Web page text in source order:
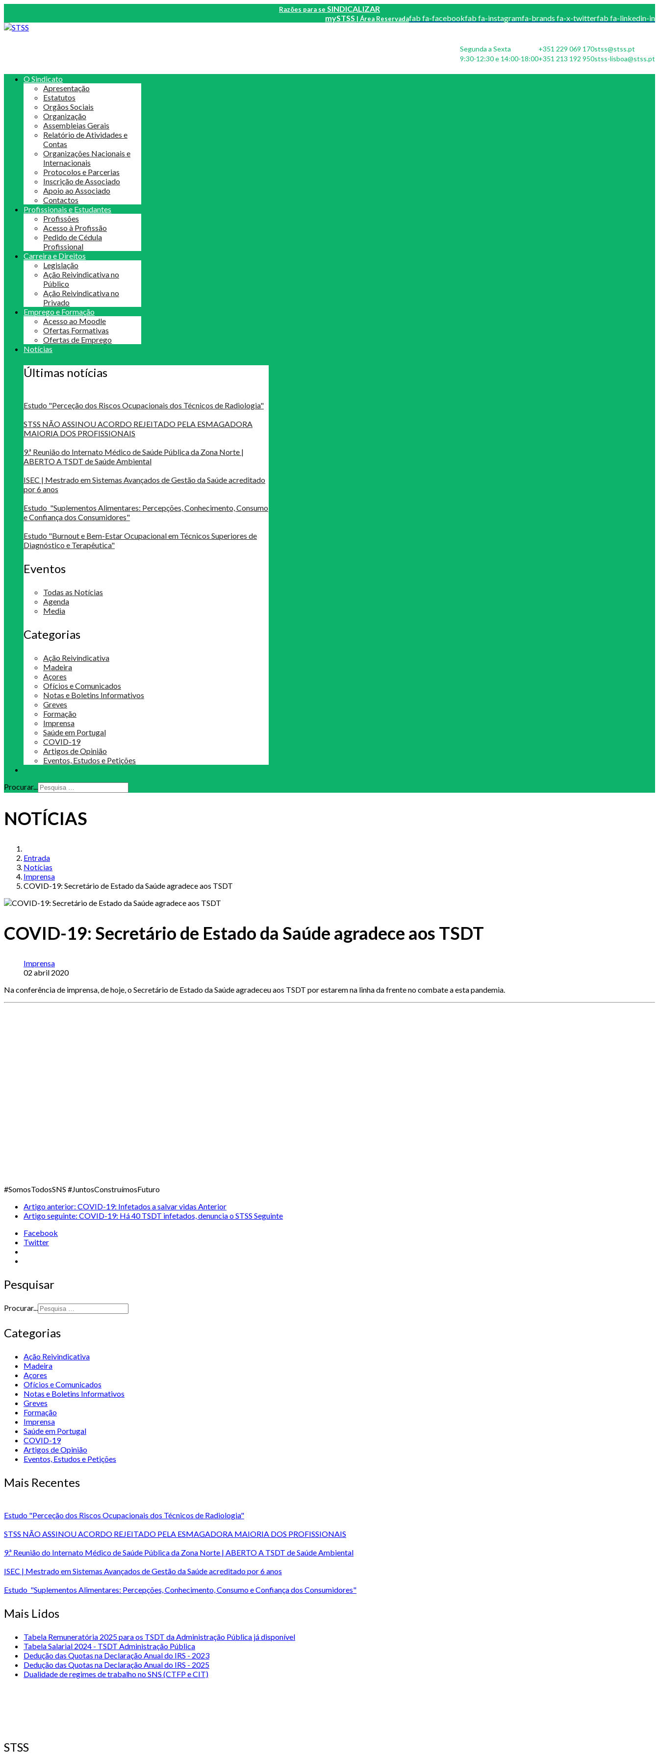
Razões para se SINDICALIZAR
mySTSS | Área Reservadafab fa-facebookfab fa-instagramfa-brands fa-x-twitterfab fa-linkedin-in
Segunda a Sexta
9:30-12:30 e 14:00-18:00
+351 229 069 170
+351 213 192 950
stss@stss.pt
stss-lisboa@stss.pt
O Sindicato
Apresentação
Estatutos
Orgãos Sociais
Organização
Assembleias Gerais
Relatório de Atividades e
Contas
Organizações Nacionais e
Internacionais
Protocolos e Parcerias
Inscrição de Associado
Apoio ao Associado
Contactos
Profissionais e Estudantes
Profissões
Acesso à Profissão
Pedido de Cédula
Profissional
Carreira e Direitos
Legislação
Ação Reivindicativa no
Público
Ação Reivindicativa no
Privado
Emprego e Formação
Acesso ao Moodle
Ofertas Formativas
Ofertas de Emprego
Notícias
Últimas notícias
Estudo "Perceção dos Riscos Ocupacionais dos Técnicos de Radiologia"
STSS NÃO ASSINOU ACORDO REJEITADO PELA ESMAGADORA
MAIORIA DOS PROFISSIONAIS
9.ª Reunião do Internato Médico de Saúde Pública da Zona Norte |
ABERTO A TSDT de Saúde Ambiental
ISEC | Mestrado em Sistemas Avançados de Gestão da Saúde acreditado
por 6 anos
Estudo "Suplementos Alimentares: Percepções, Conhecimento, Consumo
e Confiança dos Consumidores"
Estudo "Burnout e Bem-Estar Ocupacional em Técnicos Superiores de
Diagnóstico e Terapêutica"
Eventos
Todas as Notícias
Agenda
Media
Categorias
Ação Reivindicativa
Madeira
Açores
Ofícios e Comunicados
Notas e Boletins Informativos
Greves
Formação
Imprensa
Saúde em Portugal
COVID-19
Artigos de Opinião
Eventos, Estudos e Petições
Procurar...
NOTÍCIAS
Entrada
Notícias
Imprensa
COVID-19: Secretário de Estado da Saúde agradece aos TSDT
COVID-19: Secretário de Estado da Saúde agradece aos TSDT
Imprensa
02 abril 2020
Na conferência de imprensa, de hoje, o Secretário de Estado da Saúde agradeceu aos TSDT por estarem na linha da frente no combate a esta pandemia.
#SomosTodosSNS #JuntosConstruímosFuturo
Artigo anterior: COVID-19: Infetados a salvar vidas Anterior
Artigo seguinte: COVID-19: Há 40 TSDT infetados, denuncia o STSS Seguinte
Facebook
Twitter
Pesquisar
Procurar...
Categorias
Ação Reivindicativa
Madeira
Açores
Ofícios e Comunicados
Notas e Boletins Informativos
Greves
Formação
Imprensa
Saúde em Portugal
COVID-19
Artigos de Opinião
Eventos, Estudos e Petições
Mais Recentes
Estudo "Perceção dos Riscos Ocupacionais dos Técnicos de Radiologia"
STSS NÃO ASSINOU ACORDO REJEITADO PELA ESMAGADORA MAIORIA DOS PROFISSIONAIS
9.ª Reunião do Internato Médico de Saúde Pública da Zona Norte | ABERTO A TSDT de Saúde Ambiental
ISEC | Mestrado em Sistemas Avançados de Gestão da Saúde acreditado por 6 anos
Estudo "Suplementos Alimentares: Percepções, Conhecimento, Consumo e Confiança dos Consumidores"
Mais Lidos
Tabela Remuneratória 2025 para os TSDT da Administração Pública já disponível
Tabela Salarial 2024 - TSDT Administração Pública
Dedução das Quotas na Declaração Anual do IRS - 2023
Dedução das Quotas na Declaração Anual do IRS - 2025
Dualidade de regimes de trabalho no SNS (CTFP e CIT)
STSS